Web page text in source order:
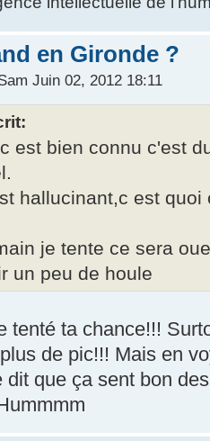
en Gironde ?
Juin 02, 2012 18:11
est bien connu c'est
hallucinant,c est
je tente ce sera
un peu de houle
tenté ta chance!!!
de pic!!! Mais en
dit que ça sent bon